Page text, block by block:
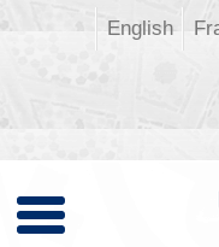
English